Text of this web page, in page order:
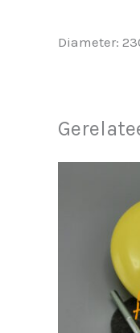
Diameter: